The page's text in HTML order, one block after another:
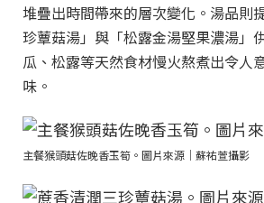
堆疊出時間帶來的層次變化。湯品則
珍蕈菇湯」與「松露金湯堅果濃湯」
瓜、松露等天然食材慢火熬煮出令人
味。
主餐猴頭菇佐晚香玉筍。圖片來源｜蘇祐萱攝影